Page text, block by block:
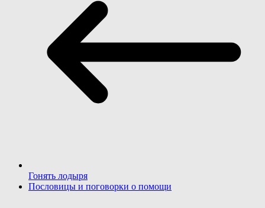
Гонять лодыря
Пословицы и поговорки о помощи